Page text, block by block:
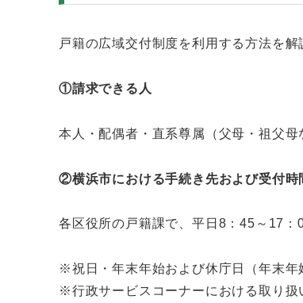
戸籍の広域交付制度を利用する方法を
①請求できる人
本人・配偶者・直系尊属（父母・祖父母
②横浜市における手続き先および受付時
各区役所の戸籍課で、平日8：45～17：
※祝日・年末年始および休庁日（年末年
※行政サービスコーナーにおける取り扱